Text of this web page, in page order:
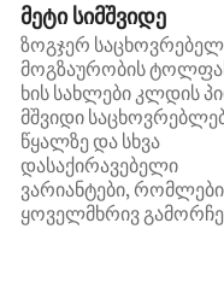
მეტი სიმშვიდე
ზოგჯერ
მოგზაურობის
ხის სახლები კლდის
მშვიდი
წყალზე და სხვა
დასაქირავებელი
ვარიანტები,
ყოველმხრივ